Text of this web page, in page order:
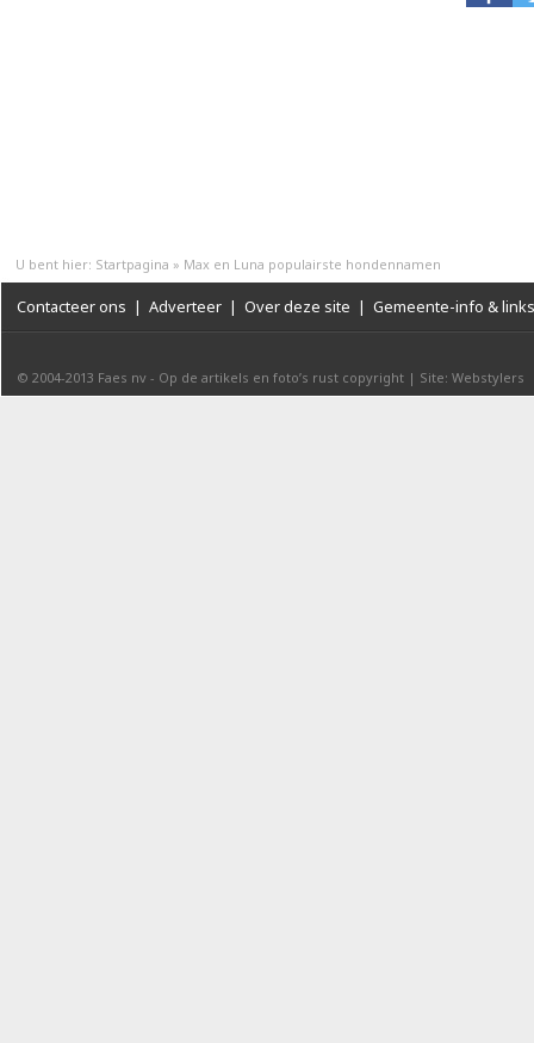
U bent hier: Startpagina » Max en Luna populairste hondennamen
Contacteer ons | Adverteer | Over deze site | Gemeente-info & links
© 2004-2013 Faes nv - Op de artikels en foto’s rust copyright | Site: Webstylers